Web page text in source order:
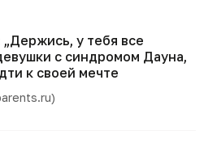
у тебя все
с синдромом Дауна,
к своей мечте